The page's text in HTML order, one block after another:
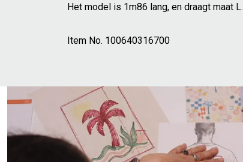
Het model is 1m86 lang, en draagt maat L.
Item No. 100640316700